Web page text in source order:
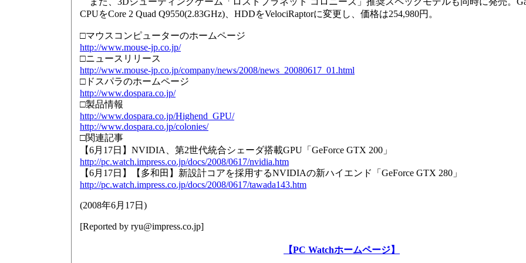
CPUをCore 2 Quad Q9550(2.83GHz)、HDDをVelociRaptorに変更し、価格は254,980円。
□マウスコンピューターのホームページ
http://www.mouse-jp.co.jp/
□ニュースリリース
http://www.mouse-jp.co.jp/company/news/2008/news_20080617_01.html
□ドスパラのホームページ
http://www.dospara.co.jp/
□製品情報
http://www.dospara.co.jp/Highend_GPU/
http://www.dospara.co.jp/colonies/
□関連記事
【6月17日】NVIDIA、第2世代統合シェーダ搭載GPU「GeForce GTX 200」
http://pc.watch.impress.co.jp/docs/2008/0617/nvidia.htm
【6月17日】【多和田】新設計コアを採用するNVIDIAの新ハイエンド「GeForce GTX 280」
http://pc.watch.impress.co.jp/docs/2008/0617/tawada143.htm
(2008年6月17日 )
[Reported by ryu@impress.co.jp]
【PC Watchホームページ】